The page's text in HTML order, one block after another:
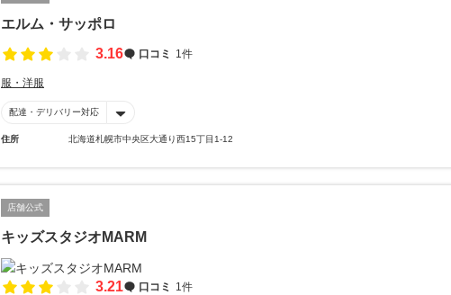
エルム・サッポロ
3.16
口コミ 1件
服・洋服
配達・デリバリー対応
住所 北海道札幌市中央区大通り西15丁目1-12
店舗公式
キッズスタジオMARM
3.21 口コミ 1件